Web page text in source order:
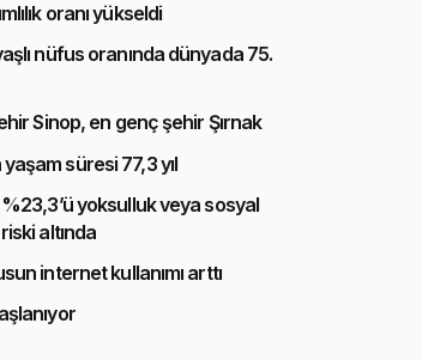
oranı yükseldi
nüfus oranında dünyada 75.
Sinop, en genç şehir Şırnak
süresi 77,3 yıl
%23,3’ü yoksulluk veya sosyal
altında
internet kullanımı arttı